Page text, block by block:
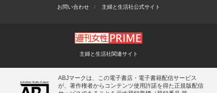
お問い合わせ
主婦と生活社公式サイト
主婦と生活社関連サイト
ABJマークは、この電子書店・電子書籍配信サービス
が、著作権者からコンテンツ使用許諾を得た正規版配信